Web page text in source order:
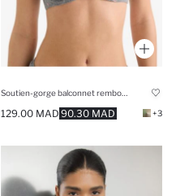
90.30 MAD
129.00 MAD +3